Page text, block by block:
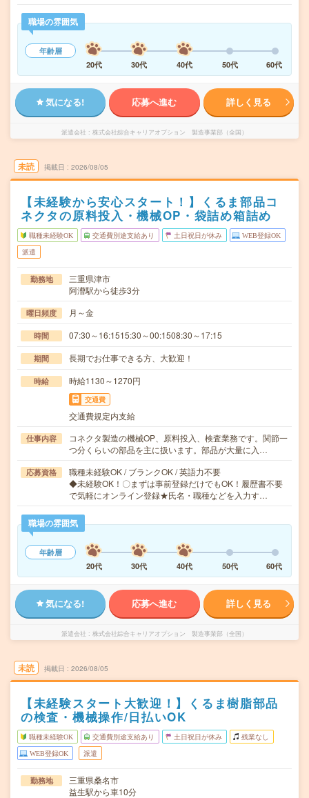
職場の雰囲気
年齢層
20代
30代 40代 50代 60代
気になる! 応募へ進む 詳しく見る
派遣会社 株式会社綜合キャリアオプション 製造事業部（全国）
未読 掲載日 2026/08/05
【未経験から安心スタート！】くるま部品コ
ネクタの原料投入・機械OP・袋詰め箱詰め
職種未経験OK 交通費別途支給あり 土日祝日が休み WEB登録OK
派遣
勤務地
三重県津市
阿漕駅から徒歩3分
曜日頻度 月～金
時間 07:30～16:1515:30～00:1508:30～17:15
期間 長期でお仕事できる方、大歓迎！
時給 時給1130～1270円
交通費
交通費規定内支給
仕事内容
コネクタ製造の機械OP、原料投入、検査業務です。関節一
つ分くらいの部品を主に扱います。部品が大量に入…
応募資格
職種未経験OK / ブランクOK / 英語力不要
◆未経験OK！〇まずは事前登録だけでもOK！履歴書不要
で気軽にオンライン登録★氏名・職種などを入力す…
職場の雰囲気
年齢層
20代
30代 40代 50代 60代
気になる! 応募へ進む 詳しく見る
派遣会社 株式会社綜合キャリアオプション 製造事業部（全国）
未読 掲載日 2026/08/05
【未経験スタート大歓迎！】くるま樹脂部品
の検査・機械操作/日払いOK
職種未経験OK 交通費別途支給あり 土日祝日が休み 残業なし
WEB登録OK 派遣
勤務地
三重県桑名市
益生駅から車10分